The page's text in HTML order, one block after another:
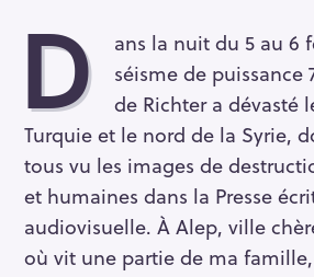
D
ans la nuit du 5 au 6
séisme de puissance
de Richter a dévasté
Turquie et le nord de la Syrie,
tous vu les images de
et humaines dans la Presse
audiovisuelle. À Alep, ville
où vit une partie de ma